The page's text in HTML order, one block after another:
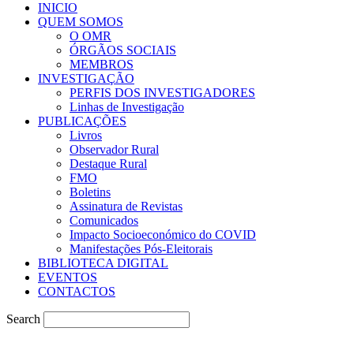
INICIO
QUEM SOMOS
O OMR
ÓRGÃOS SOCIAIS
MEMBROS
INVESTIGAÇÃO
PERFIS DOS INVESTIGADORES
Linhas de Investigação
PUBLICAÇÕES
Livros
Observador Rural
Destaque Rural
FMO
Boletins
Assinatura de Revistas
Comunicados
Impacto Socioeconómico do COVID
Manifestações Pós-Eleitorais
BIBLIOTECA DIGITAL
EVENTOS
CONTACTOS
Search